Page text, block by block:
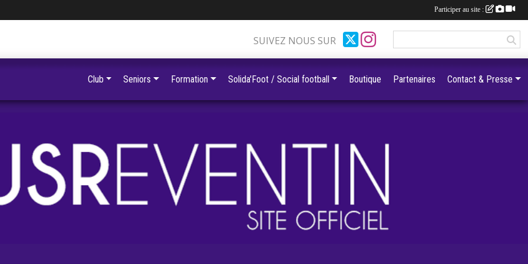
SUIVEZ NOUS SUR
Club Seniors Formation Solida'Foot / Social football Boutique Partenaires Contact & Presse
Participer au site :